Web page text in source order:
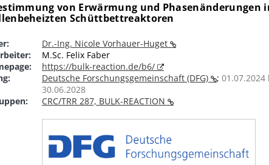
von Erwärmung und Phasenänderungen
Schüttbettreaktoren
Dr.-Ing. Nicole Vorhauer-Huget
M.Sc. Felix Faber
https://bulk-reaction.de/b6/
Deutsche Forschungsgemeinschaft (DFG) ; 01.07.2024
30.06.2028
CRC/TRR 287, BULK-REACTION